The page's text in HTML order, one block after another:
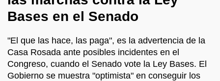
Bases en el Senado
"El que las hace, las paga", es la advertencia de la
Casa Rosada ante posibles incidentes en el
Congreso, cuando el Senado vote la Ley Bases. El
Gobierno se muestra "optimista" en conseguir los